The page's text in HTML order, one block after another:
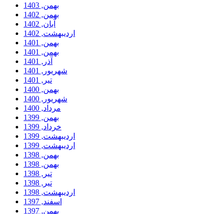
بهمن, 1403
بهمن, 1402
آبان, 1402
ارديبهشت, 1402
بهمن, 1401
بهمن, 1401
آذر, 1401
شهریور, 1401
تیر, 1401
بهمن, 1400
شهریور, 1400
مرداد, 1400
بهمن, 1399
خرداد, 1399
ارديبهشت, 1399
ارديبهشت, 1399
بهمن, 1398
بهمن, 1398
تیر, 1398
تیر, 1398
ارديبهشت, 1398
اسفند, 1397
بهمن, 1397